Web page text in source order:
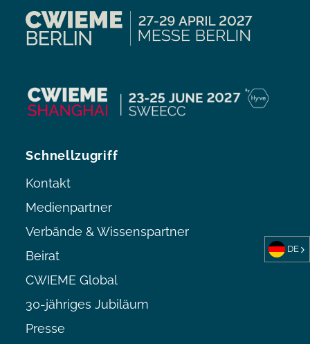
Schnellzugriff
Kontakt
Medienpartner
Verbände & Wissenspartner
Beirat
CWIEME Global
30-jähriges Jubiläum
Presse
DE